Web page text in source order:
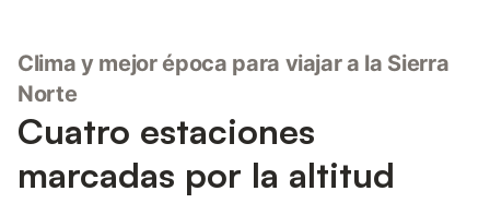
Clima y mejor época para viajar a la Sierra
Norte
Cuatro estaciones
marcadas por la altitud